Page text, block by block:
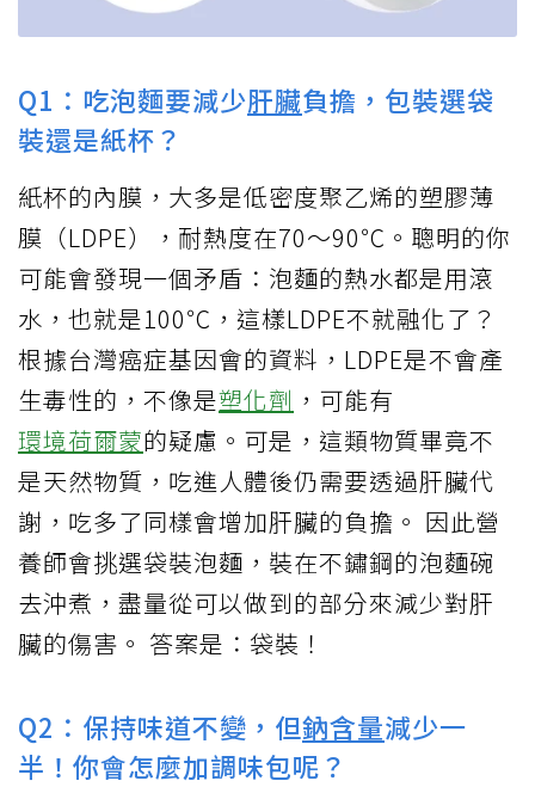
Q1：吃泡麵要減少肝臟負擔，包裝選袋
裝還是紙杯？
紙杯的內膜，大多是低密度聚乙烯的塑膠薄
膜（LDPE），耐熱度在70～90℃。聰明的你
可能會發現一個矛盾：泡麵的熱水都是用滾
水，也就是100℃，這樣LDPE不就融化了？
根據台灣癌症基因會的資料，LDPE是不會產
生毒性的，不像是塑化劑 ，可能有
環境荷爾蒙的疑慮。可是，這類物質畢竟不
是天然物質，吃進人體後仍需要透過肝臟代
謝，吃多了同樣會增加肝臟的負擔。 因此營
養師會挑選袋裝泡麵，裝在不鏽鋼的泡麵碗
去沖煮，盡量從可以做到的部分來減少對肝
臟的傷害。 答案是：袋裝！
Q2：保持味道不變，但鈉含量減少一
半！你會怎麼加調味包呢？